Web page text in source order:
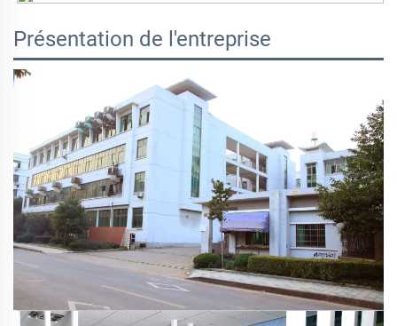
Présentation de l'entreprise